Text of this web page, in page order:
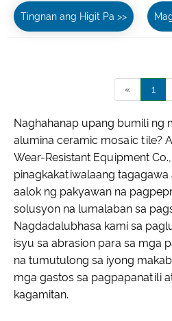
Tingnan ang Higit Pa >>
« 1
Naghahanap upang bumili ng
alumina ceramic mosaic tile?
Wear-Resistant Equipment
pinagkakatiwalaang
aalok ng pakyawan na
solusyon na lumalaban sa
Nagdadalubhasa kami sa
isyu sa abrasion para sa mga
na tumutulong sa iyong
mga gastos sa pagpapanatili
kagamitan.